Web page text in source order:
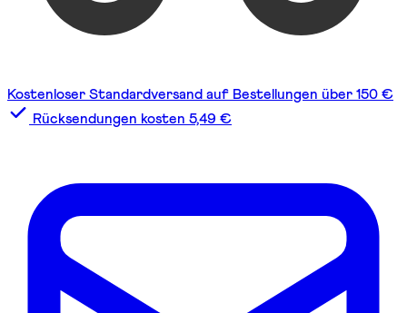
Kostenloser Standardversand auf Bestellungen über 150 €
Rücksendungen kosten 5,49 €